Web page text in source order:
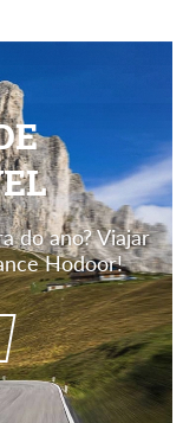
do ano? Viajar
Hodoor!